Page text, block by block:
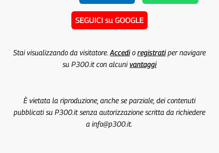
SEGUICI su GOOGLE
Stai visualizzando da visitatore. Accedio registratiper navigare
su P300.it con alcunivantaggi
È vietata la riproduzione, anche se parziale, dei contenuti
pubblicati su P300.it senza autorizzazione scritta da richiedere
a info@p300.it.